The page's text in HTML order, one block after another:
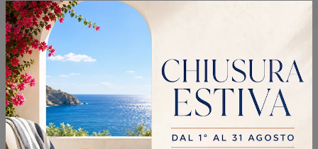
RICHIEDI MAGGIORI
INFORMAZIONI